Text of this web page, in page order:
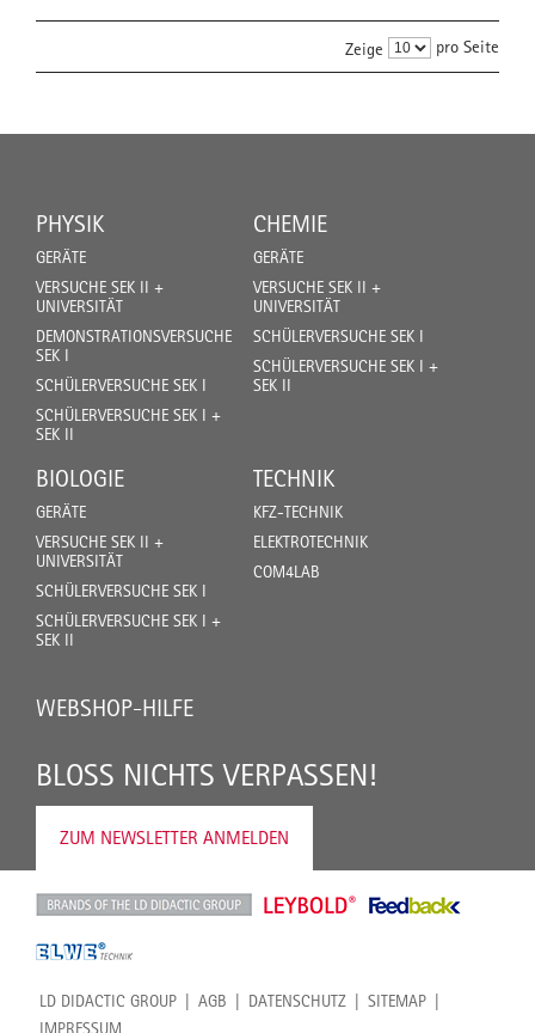
Zeige pro Seite
PHYSIK
GERÄTE
VERSUCHE SEK II +
UNIVERSITÄT
DEMONSTRATIONSVERSUCHE
SEK I
SCHÜLERVERSUCHE SEK I
SCHÜLERVERSUCHE SEK I +
SEK II
CHEMIE
GERÄTE
VERSUCHE SEK II +
UNIVERSITÄT
SCHÜLERVERSUCHE SEK I
SCHÜLERVERSUCHE SEK I +
SEK II
BIOLOGIE
GERÄTE
VERSUCHE SEK II +
UNIVERSITÄT
SCHÜLERVERSUCHE SEK I
SCHÜLERVERSUCHE SEK I +
SEK II
TECHNIK
KFZ-TECHNIK
ELEKTROTECHNIK
COM4LAB
WEBSHOP-HILFE
BLOSS NICHTS VERPASSEN!
ZUM NEWSLETTER ANMELDEN
LD DIDACTIC GROUP AGB DATENSCHUTZ
SITEMAP
IMPRESSUM